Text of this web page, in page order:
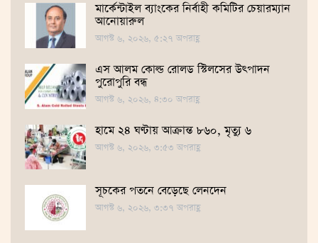
মার্কেন্টাইল ব্যাংকের নির্বাহী কমিটির চেয়ারম্যান
আনোয়ারুল
আগস্ট ৬, ২০২৬, ৫:২৭ অপরাহ্ণ
এস আলম কোল্ড রোলড স্টিলসের উৎপাদন
পুরোপুরি বন্ধ
আগস্ট ৬, ২০২৬, ৪:৩০ অপরাহ্ণ
হামে ২৪ ঘণ্টায় আক্রান্ত ৮৬০, মৃত্যু ৬
আগস্ট ৬, ২০২৬, ৩:৫৩ অপরাহ্ণ
সূচকের পতনে বেড়েছে লেনদেন
আগস্ট ৬, ২০২৬, ৩:৩৭ অপরাহ্ণ